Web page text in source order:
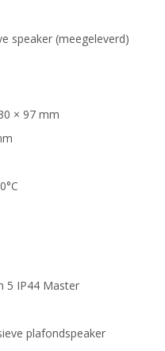
speaker (meegeleverd)
× 97 mm
5 IP44 Master
plafondspeaker